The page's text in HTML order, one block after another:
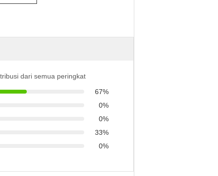
dari semua peringkat
67%
0%
0%
33%
0%